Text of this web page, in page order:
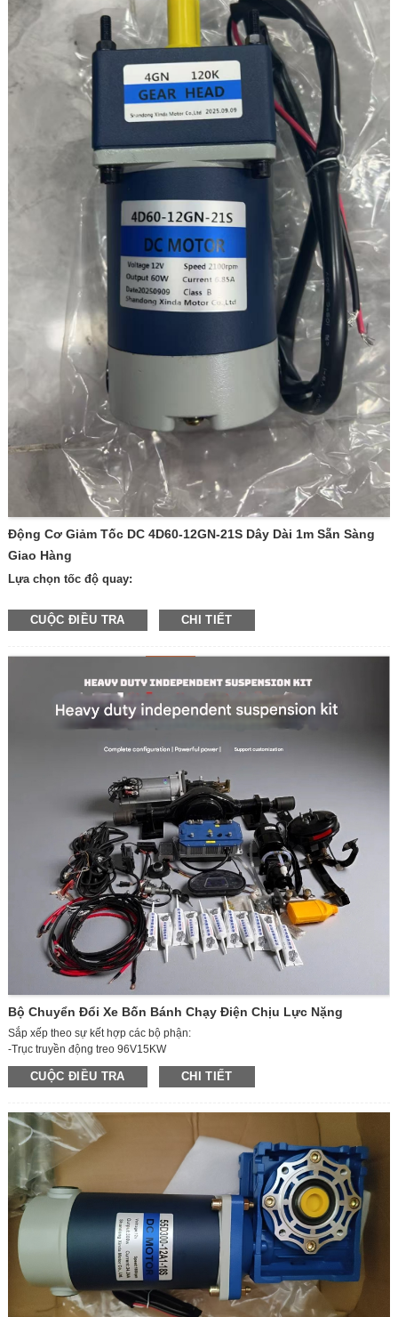
Động Cơ Giảm Tốc DC 4D60-12GN-21S Dây Dài 1m Sẵn Sàng
Giao Hàng
Lựa chọn tốc độ quay:
—600 vòng/phút
—400 vòng/phút
—200 vòng quay mỗi phút
—50 vòng quay mỗi phút
—30 vòng quay mỗi phút
Sản phẩm có phanh hoặc không có phanh:
—có phanh
—Không có phanh
CUỘC ĐIỀU TRA CHI TIẾT
Bộ Chuyển Đổi Xe Bốn Bánh Chạy Điện Chịu Lực Nặng
Sắp xếp theo sự kết hợp các bộ phận:
-Trục truyền động treo 96V15KW
Bộ điều khiển -96V15KW
-Phanh trợ lực chân không
- Tốc độ đường dây AC (bao gồm hộp cầu chì)
CUỘC ĐIỀU TRA CHI TIẾT